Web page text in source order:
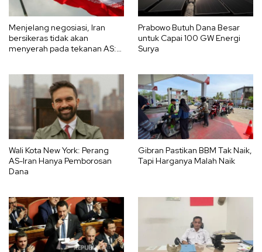
Menjelang negosiasi, Iran
bersikeras tidak akan
menyerah pada tekanan AS:
Prabowo Butuh Dana Besar
untuk Capai 100 GW Energi
Surya
Wali Kota New York: Perang
AS-Iran Hanya Pemborosan
Dana
Gibran Pastikan BBM Tak Naik,
Tapi Harganya Malah Naik